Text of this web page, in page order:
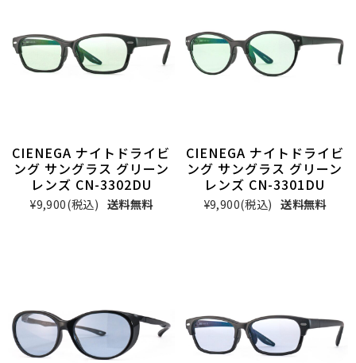
CIENEGA ナイトドライビ
ング サングラス グリーン
レンズ CN-3302DU
¥9,900(税込) 送料無料
CIENEGA ナイトドライビ
ング サングラス グリーン
レンズ CN-3301DU
¥9,900(税込) 送料無料